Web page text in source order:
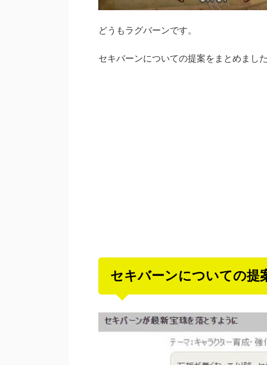
どうもラグバーンです。
セキバーンについての提案をまとめまし
セキバーンについての提